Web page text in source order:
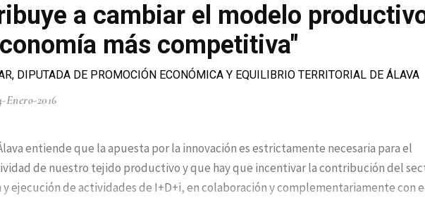
a cambiar el modelo
más competitiva"
DIPUTADA DE PROMOCIÓN ECONÓMICA Y EQUILIBRIO TERRITORIAL DE ÁLAVA
Enero-2016
entiende que la apuesta por la innovación es estrictamente necesaria para el
de nuestro tejido productivo y que hay que incentivar la contribución del
y ejecución de actividades de I+D+i, en colaboración y complementariamente con